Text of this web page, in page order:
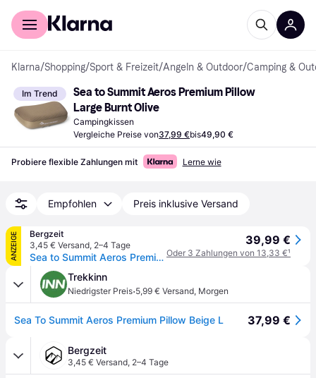
Für Shopper
Klarna/Shopping/Sport & Freizeit/Angeln & Outdoor/Camping &
Im Trend
Sea to Summit Aeros Premium Pillow
Large Burnt Olive
Campingkissen
Vergleiche Preise von37,99 €bis49,90 €
Probiere flexible Zahlungen mit Lerne wie
Empfohlen Preis inklusive Versand
ANZEIGE
Bergzeit
3,45 € Versand, 2–4 Tage
Sea to Summit Aeros Premium Kissen
39,99 €
Oder 3 Zahlungen von 13,33 €¹
Trekkinn
Niedrigster Preis·5,99 € Versand, Morgen
Sea To Summit Aeros Premium Pillow Beige L 37,99 €
Bergzeit
3,45 € Versand, 2–4 Tage